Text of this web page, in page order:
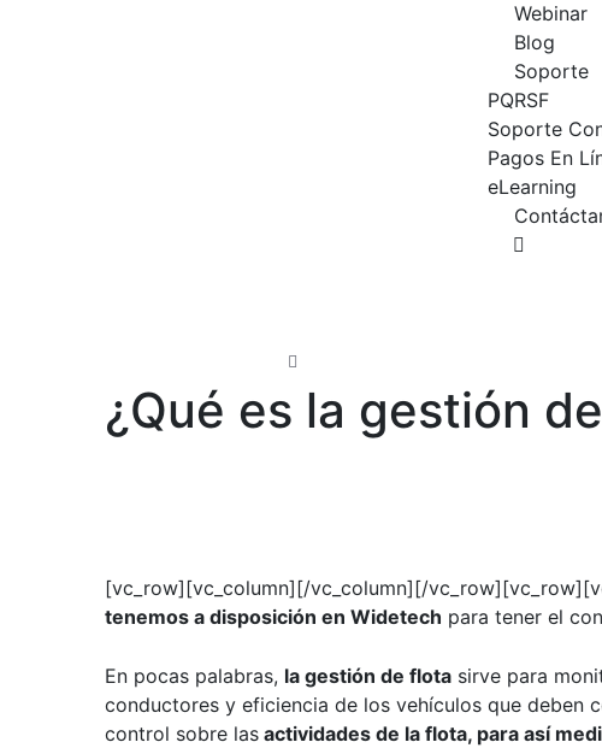
Webinar
Blog
Soporte
PQRSF
Soporte
Pagos En
eLearning
¿Qué es la gestión
[vc_row][vc_column][/vc_column][/
tenemos a disposición en Widetech para tener el
En pocas palabras, la gestión de flota sirve para
conductores y eficiencia de los vehículos que deben
control sobre las actividades de la flota, para así